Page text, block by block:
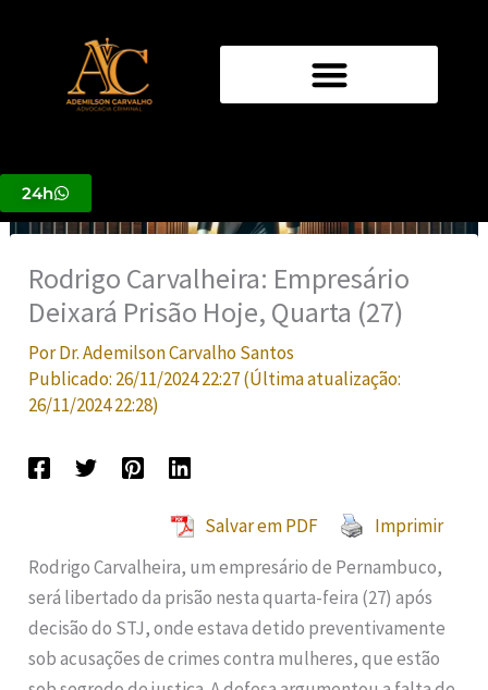
conteúdo
24h
Rodrigo Carvalheira: Empresário
Deixará Prisão Hoje, Quarta (27)
PorDr. Ademilson Carvalho Santos
Publicado: 26/11/2024 22:27(Última atualização:
26/11/2024 22:28)
Salvar em PDF
Imprimir
Rodrigo Carvalheira, um empresário de Pernambuco,
será libertado da prisão nesta quarta-feira (27) após
decisão do STJ, onde estava detido preventivamente
sob acusações de crimes contra mulheres, que estão